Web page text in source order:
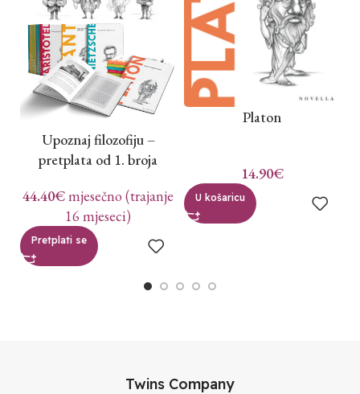
Upoznaj filozofiju –
pretplata od 1. broja
44.40€ mjesečno (trajanje
16 mjeseci)
Pretplati se
Platon
14.90€
U košaricu
Twins Company